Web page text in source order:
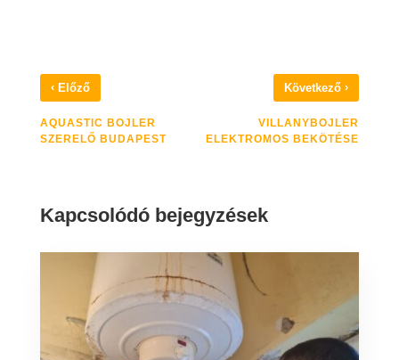
‹Előző
AQUASTIC BOJLER
SZERELŐ BUDAPEST
Következő›
VILLANYBOJLER
ELEKTROMOS BEKÖTÉSE
Kapcsolódó bejegyzések